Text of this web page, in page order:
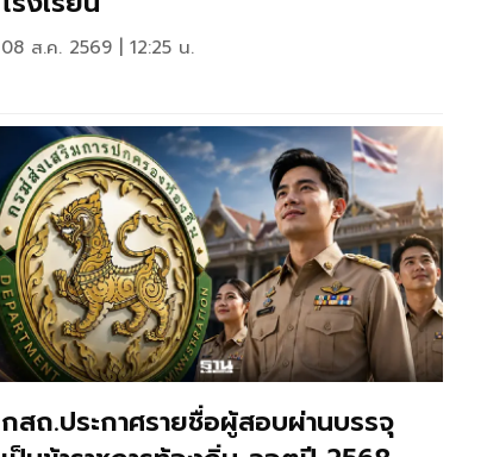
08 ส.ค. 2569 | 12:25 น.
กสถ.ประกาศรายชื่อผู้สอบผ่านบรรจุ